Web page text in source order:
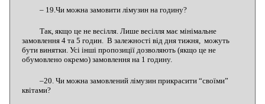
– 19.Чи можна замовити лімузин на годину?
Так, якщо це не весілля. Лише весілля має мінімальне
замовлення 4 та 5 годин. В залежності від дня тижня, можуть
бути винятки. Усі інші пропозиції дозволяють (якщо це не
обумовлено окремо) замовлення на 1 годину.
–20. Чи можна замовлений лімузин прикрасити “своїми”
квітами?